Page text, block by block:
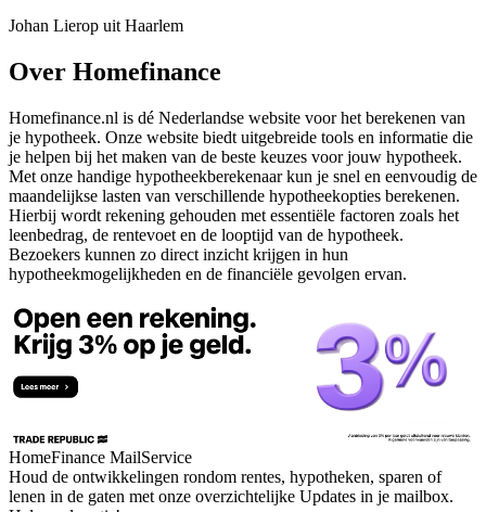
Johan Lierop uit Haarlem
Over Homefinance
Homefinance.nl is dé Nederlandse website voor het berekenen van
je hypotheek. Onze website biedt uitgebreide tools en informatie die
je helpen bij het maken van de beste keuzes voor jouw hypotheek.
Met onze handige hypotheekberekenaar kun je snel en eenvoudig de
maandelijkse lasten van verschillende hypotheekopties berekenen.
Hierbij wordt rekening gehouden met essentiële factoren zoals het
leenbedrag, de rentevoet en de looptijd van de hypotheek.
Bezoekers kunnen zo direct inzicht krijgen in hun
hypotheekmogelijkheden en de financiële gevolgen ervan.
HomeFinance MailService
Houd de ontwikkelingen rondom rentes, hypotheken, sparen of
lenen in de gaten met onze overzichtelijke Updates in je mailbox.